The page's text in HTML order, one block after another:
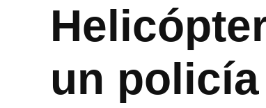
un